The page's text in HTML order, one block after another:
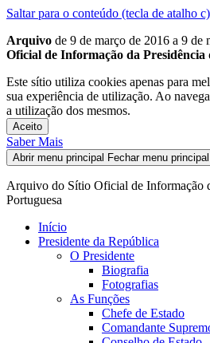
Saltar para o conteúdo (tecla de atalho c)
Arquivo de 9 de março de 2016 a 9 de
Oficial de Informação da Presidência
Este sítio utiliza cookies apenas para
sua experiência de utilização. Ao
a utilização dos mesmos.
Aceito
Saber Mais
Abrir menu principal Fechar menu principal
Arquivo do Sítio Oficial de Informação
Portuguesa
Início
Presidente da República
O Presidente
Biografia
Fotografias
As Funções
Chefe de Estado
Comandante